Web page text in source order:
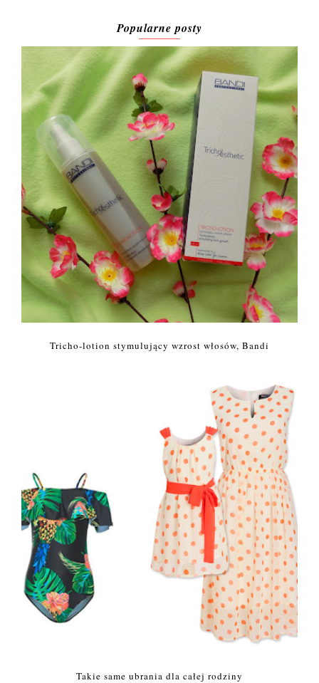
Popularne posty
Tricho-lotion stymulujący wzrost włosów, Bandi
Takie same ubrania dla całej rodziny